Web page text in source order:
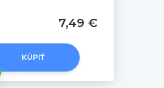
7,49 €
KÚPIŤ